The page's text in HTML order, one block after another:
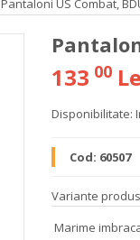
Pantaloni US Combat,
133 00
Disponibilitate:
Cod: 60507
Variante
Marime